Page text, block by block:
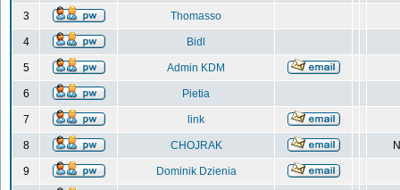
3 Thomasso
4 Bidl
5 Admin KDM
6 Pietia
7 link
8 CHOJRAK
9 Dominik Dzienia